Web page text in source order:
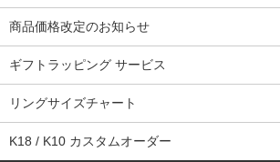
商品価格改定のお知らせ
ギフトラッピング サービス
リングサイズチャート
K18 / K10 カスタムオーダー